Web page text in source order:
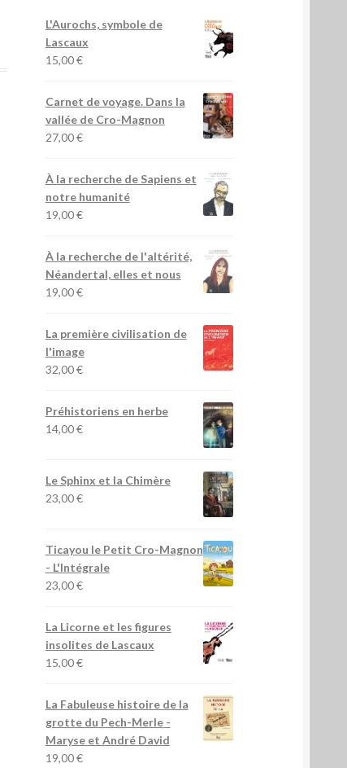
L'Aurochs, symbole de
Lascaux
15,00€
Carnet de voyage. Dans la
vallée de Cro-Magnon
27,00€
À la recherche de Sapiens et
notre humanité
19,00€
À la recherche de l'altérité,
Néandertal, elles et nous
19,00€
La première civilisation de
l'image
32,00€
Préhistoriens en herbe
14,00€
Le Sphinx et la Chimère
23,00€
Ticayou le Petit Cro-Magnon
- L'Intégrale
23,00€
La Licorne et les figures
insolites de Lascaux
15,00€
La Fabuleuse histoire de la
grotte du Pech-Merle-
Maryse et André David
19,00€